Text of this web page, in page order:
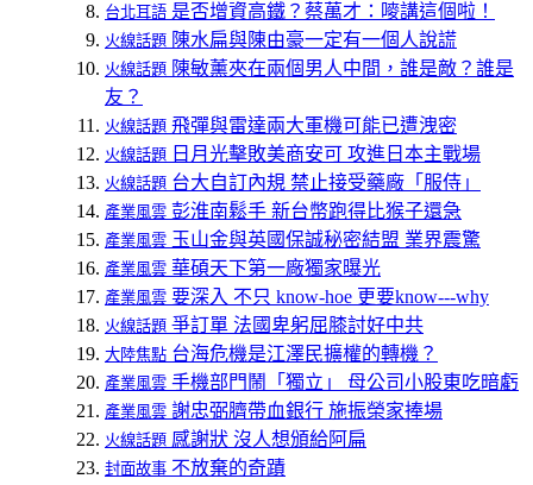
台北耳語 是否增資高鐵？蔡萬才：嘜講這個啦！
火線話題 陳水扁與陳由豪一定有一個人說謊
火線話題 陳敏薰夾在兩個男人中間，誰是敵？誰是
友？
火線話題 飛彈與雷達兩大軍機可能已遭洩密
火線話題 日月光擊敗美商安可 攻進日本主戰場
火線話題 台大自訂內規 禁止接受藥廠「服侍」
產業風雲 彭淮南鬆手 新台幣跑得比猴子還急
產業風雲 玉山金與英國保誠秘密結盟 業界震驚
產業風雲 華碩天下第一廠獨家曝光
產業風雲 要深入 不只 know-hoe 更要know---why
火線話題 爭訂單 法國卑躬屈膝討好中共
大陸焦點 台海危機是江澤民擴權的轉機？
產業風雲 手機部門鬧「獨立」 母公司小股東吃暗虧
產業風雲 謝忠弼臍帶血銀行 施振榮家捧場
火線話題 感謝狀 沒人想頒給阿扁
封面故事 不放棄的奇蹟